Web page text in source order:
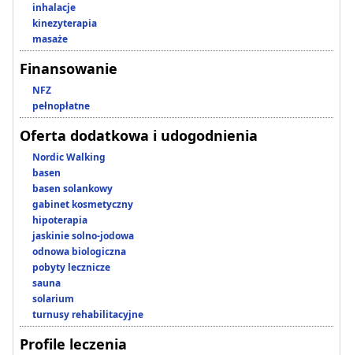
inhalacje
kinezyterapia
masaże
Finansowanie
NFZ
pełnopłatne
Oferta dodatkowa i udogodnienia
Nordic Walking
basen
basen solankowy
gabinet kosmetyczny
hipoterapia
jaskinie solno-jodowa
odnowa biologiczna
pobyty lecznicze
sauna
solarium
turnusy rehabilitacyjne
Profile leczenia